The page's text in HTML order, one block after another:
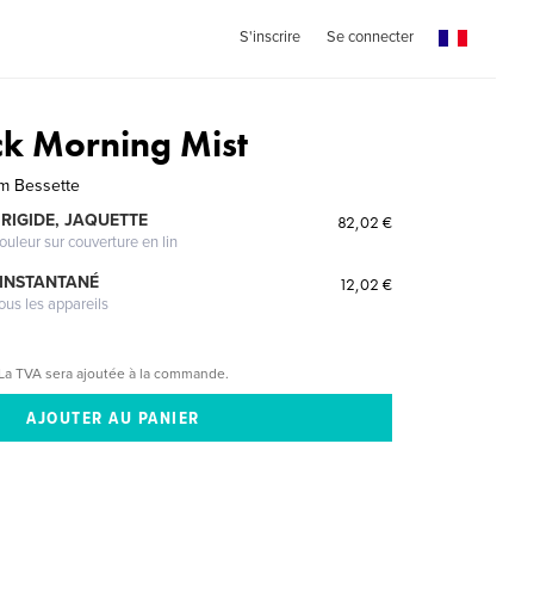
S'inscrire Se connecter
Morning Mist
Bessette
JAQUETTE
sur couverture en lin
82,02 €
les appareils
12,02 €
La TVA sera ajoutée à la commande.